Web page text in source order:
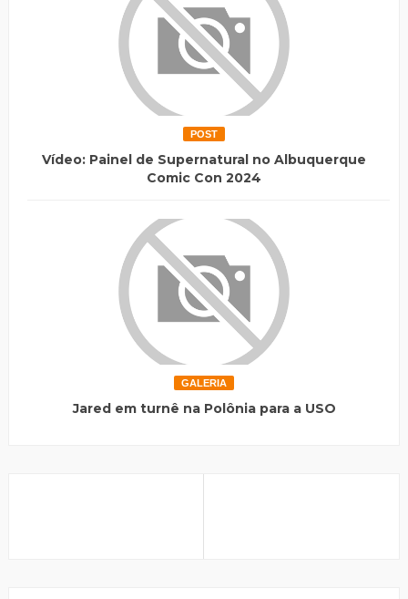
POST
Vídeo: Painel de Supernatural no Albuquerque
Comic Con 2024
GALERIA
Jared em turnê na Polônia para a USO